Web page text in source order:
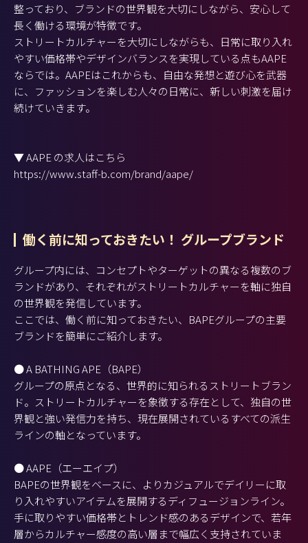
整っており、ブランドの世界観を大切にしながら、安心して
長く働ける環境が特徴です。
ストリートカルチャーを大切にしながらも、日常に取り入れ
やすい価格帯やデザインバランスを実現している点もAAPE
ならでは。AAPEはこれからも、自由な発想と遊び心を武器
に、ファッションを楽しむ人々の日常に、新しい刺激を届け
続けていきます。
▼ AAPE の求人はこちら
https://www.staff-b.com/brand/aape/
働く前に知っておきたい！ グループブランド
グループ内には、コンセプトやターゲットの異なる複数のブ
ランドがあり、それぞれがストリートカルチャーを軸に独自
の世界観を発信しています。
ここでは、働く前に知っておきたい、BAPEグループの主要
ブランドを簡単にご紹介します。
● A BATHING APE（BAPE）
グループの原点となる、世界的に知られるストリートブラン
ド。ストリートカルチャーを象徴する存在として、独自の世
界観と強い発信力を持ち、現在展開されているすべての派生
ラインの軸となっています。
● AAPE（エーエイプ）
BAPEの世界観をベースに、よりカジュアルでデイリーに取
り入れやすいアイテムを展開するディフュージョンライン。
手に取りやすい価格帯とトレンド感のあるデザインで、若年
層からカルチャー感度の高い層まで幅広く支持されていま